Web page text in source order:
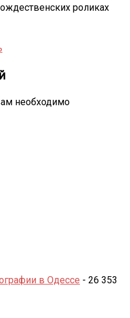
роликах
необходимо
в Одессе - 26 353